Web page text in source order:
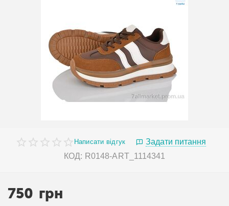
Написати відгук
Задати питання
КОД: R0148-ART_1114341
750 грн